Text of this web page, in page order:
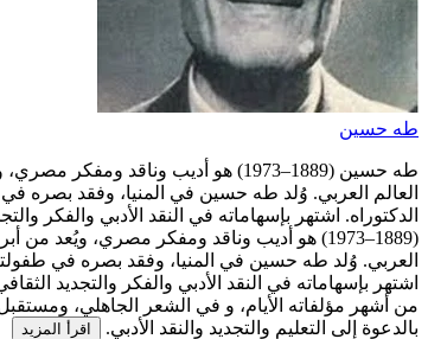
طه حسين
طه حسين (1889–1973) هو أديب
العالم العربي. وُلد طه حسين في المنيا، وفقد بصره
الدكتوراه. اشتهر بإسهاماته في النقد الأدبي والفكر
(1889–1973) هو أديب وناقد ومفكر مصري،
العربي. وُلد طه حسين في المنيا، وفقد بصره في
اشتهر بإسهاماته في النقد الأدبي والفكر والتجديد
من أشهر مؤلفاته الأيام، و في الشعر الجاهلي،
بالدعوة إلى التعليم والتجديد والنقد الأدبي.
اقرأ المزيد